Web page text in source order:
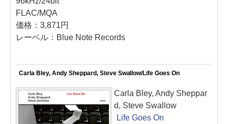
FLAC/MQA
価格：3,871円
レーベル：Blue Note Records
Carla Bley, Andy Sheppard, Steve Swallow/Life Goes On
Carla Bley, Andy Sheppar
d, Steve Swallow
Life Goes On